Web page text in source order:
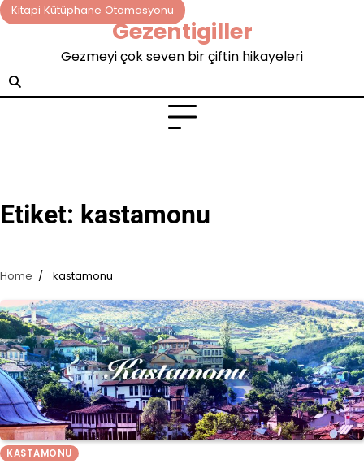
Skip
to
Kitapi Kütüphane Otomasyonu
Gezentigiller
Gezmeyi çok seven bir çiftin hikayeleri
Etiket: kastamonu
Home kastamonu
KASTAMONU